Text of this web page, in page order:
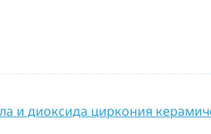
и диоксида циркония